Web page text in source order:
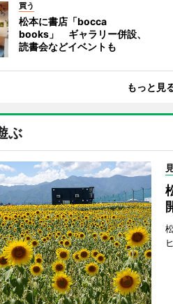
買う
松本に書店「bocca
books」 ギャラリー併設、
読書会などイベントも
もっと見
ぶ